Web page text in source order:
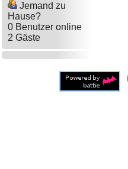
Jemand zu
Hause?
0 Benutzer online
2 Gäste